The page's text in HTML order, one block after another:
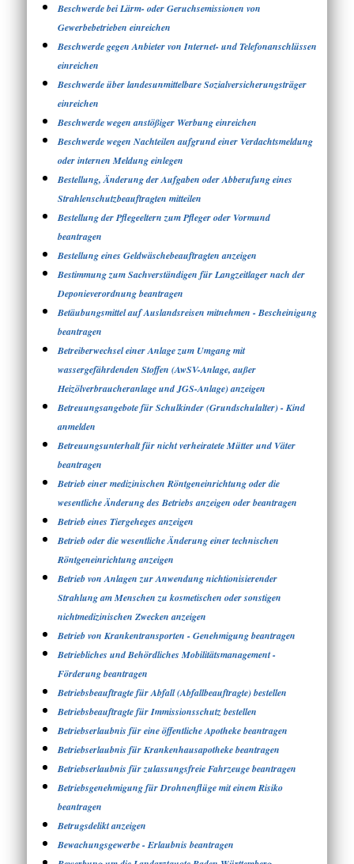
Beschwerde bei Lärm- oder Geruchsemissionen von
Gewerbebetrieben einreichen
Beschwerde gegen Anbieter von Internet- und Telefonanschlüssen
einreichen
Beschwerde über landesunmittelbare Sozialversicherungsträger
einreichen
Beschwerde wegen anstößiger Werbung einreichen
Beschwerde wegen Nachteilen aufgrund einer Verdachtsmeldung
oder internen Meldung einlegen
Bestellung, Änderung der Aufgaben oder Abberufung eines
Strahlenschutzbeauftragten mitteilen
Bestellung der Pflegeeltern zum Pfleger oder Vormund
beantragen
Bestellung eines Geldwäschebeauftragten anzeigen
Bestimmung zum Sachverständigen für Langzeitlager nach der
Deponieverordnung beantragen
Betäubungsmittel auf Auslandsreisen mitnehmen - Bescheinigung
beantragen
Betreiberwechsel einer Anlage zum Umgang mit
wassergefährdenden Stoffen (AwSV-Anlage, außer
Heizölverbraucheranlage und JGS-Anlage) anzeigen
Betreuungsangebote für Schulkinder (Grundschulalter) - Kind
anmelden
Betreuungsunterhalt für nicht verheiratete Mütter und Väter
beantragen
Betrieb einer medizinischen Röntgeneinrichtung oder die
wesentliche Änderung des Betriebs anzeigen oder beantragen
Betrieb eines Tiergeheges anzeigen
Betrieb oder die wesentliche Änderung einer technischen
Röntgeneinrichtung anzeigen
Betrieb von Anlagen zur Anwendung nichtionisierender
Strahlung am Menschen zu kosmetischen oder sonstigen
nichtmedizinischen Zwecken anzeigen
Betrieb von Krankentransporten - Genehmigung beantragen
Betriebliches und Behördliches Mobilitätsmanagement -
Förderung beantragen
Betriebsbeauftragte für Abfall (Abfallbeauftragte) bestellen
Betriebsbeauftragte für Immissionsschutz bestellen
Betriebserlaubnis für eine öffentliche Apotheke beantragen
Betriebserlaubnis für Krankenhausapotheke beantragen
Betriebserlaubnis für zulassungsfreie Fahrzeuge beantragen
Betriebsgenehmigung für Drohnenflüge mit einem Risiko
beantragen
Betrugsdelikt anzeigen
Bewachungsgewerbe - Erlaubnis beantragen